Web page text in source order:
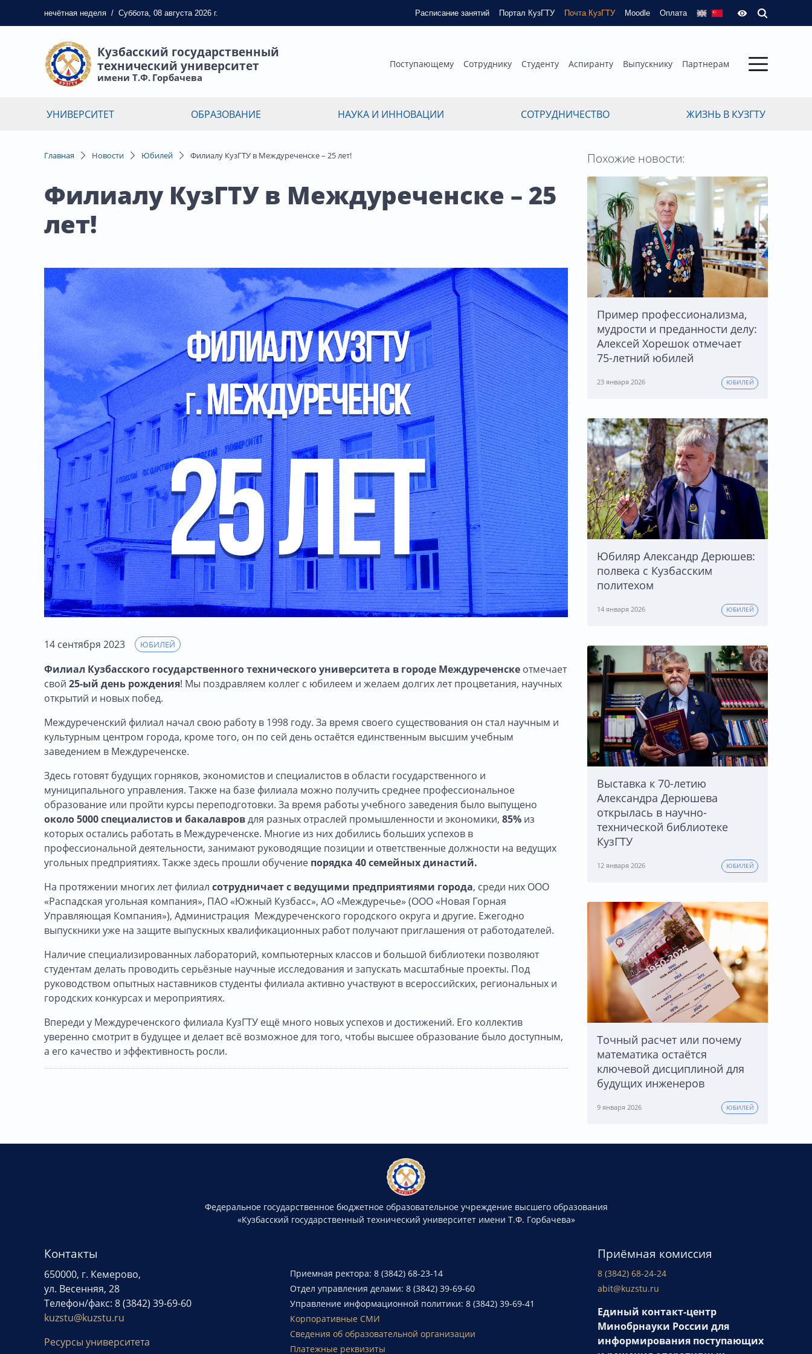
нечётная неделя / Суббота, 08 августа 2026 г. Расписание занятий Портал КузГТУ Почта КузГТУ Moodle Оплата
Кузбасский государственный
технический университет
имени Т.Ф. Горбачева
Поступающему Сотруднику Студенту Аспиранту Выпускнику Партнерам
УНИВЕРСИТЕТ ОБРАЗОВАНИЕ НАУКА И ИННОВАЦИИ СОТРУДНИЧЕСТВО ЖИЗНЬ В КУЗГТУ
Главная Новости Юбилей Филиалу КузГТУ в Междуреченске – 25 лет!
Филиалу КузГТУ в Междуреченске – 25
лет!
14 сентября 2023 ЮБИЛЕЙ
Филиал Кузбасского государственного технического университета в городе Междуреченске отмечает
свой 25-ый день рождения! Мы поздравляем коллег с юбилеем и желаем долгих лет процветания, научных
открытий и новых побед.
Междуреченский филиал начал свою работу в 1998 году. За время своего существования он стал научным и
культурным центром города, кроме того, он по сей день остаётся единственным высшим учебным
заведением в Междуреченске.
Здесь готовят будущих горняков, экономистов и специалистов в области государственного и
муниципального управления. Также на базе филиала можно получить среднее профессиональное
образование или пройти курсы переподготовки. За время работы учебного заведения было выпущено
около 5000 специалистов и бакалавровдля разных отраслей промышленности и экономики, 85% из
которых остались работать в Междуреченске. Многие из них добились больших успехов в
профессиональной деятельности, занимают руководящие позиции и ответственные должности на ведущих
угольных предприятиях. Также здесь прошли обучение порядка 40 семейных династий.
На протяжении многих лет филиал сотрудничает с ведущими предприятиями города, среди них ООО
«Распадская угольная компания», ПАО «Южный Кузбасс», АО «Междуречье» (ООО «Новая Горная
Управляющая Компания»), Администрация Междуреченского городского округа и другие. Ежегодно
выпускники уже на защите выпускных квалификационных работ получают приглашения от работодателей.
Наличие специализированных лабораторий, компьютерных классов и большой библиотеки позволяют
студентам делать проводить серьёзные научные исследования и запускать масштабные проекты. Под
руководством опытных наставников студенты филиала активно участвуют в всероссийских, региональных и
городских конкурсах и мероприятиях.
Впереди у Междуреченского филиала КузГТУ ещё много новых успехов и достижений. Его коллектив
уверенно смотрит в будущее и делает всё возможное для того, чтобы высшее образование было доступным,
а его качество и эффективность росли.
Похожие новости:
Пример профессионализма,
мудрости и преданности делу:
Алексей Хорешок отмечает
75-летний юбилей
23 января 2026 ЮБИЛЕЙ
Юбиляр Александр Дерюшев:
полвека с Кузбасским
политехом
14 января 2026 ЮБИЛЕЙ
Выставка к 70-летию
Александра Дерюшева
открылась в научно-
технической библиотеке
КузГТУ
12 января 2026 ЮБИЛЕЙ
Точный расчет или почему
математика остаётся
ключевой дисциплиной для
будущих инженеров
9 января 2026 ЮБИЛЕЙ
Федеральное государственное бюджетное образовательное учреждение высшего образования
«Кузбасский государственный технический университет имени Т.Ф. Горбачева»
Контакты
650000, г. Кемерово,
ул. Весенняя, 28
Телефон/факс: 8 (3842) 39-69-60
kuzstu@kuzstu.ru
Ресурсы университета
Приемная ректора: 8 (3842) 68-23-14
Отдел управления делами: 8 (3842) 39-69-60
Управление информационной политики: 8 (3842) 39-69-41
Корпоративные СМИ
Сведения об образовательной организации
Платежные реквизиты
Приёмная комиссия
8 (3842) 68-24-24
abit@kuzstu.ru
Единый контакт-центр
Минобрнауки России для
информирования поступающих